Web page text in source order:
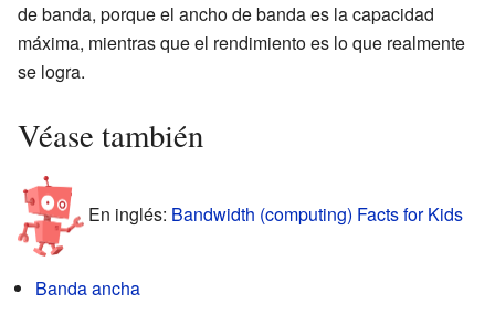
de banda, porque el ancho de banda es la capacidad
máxima, mientras que el rendimiento es lo que realmente
se logra.
Véase también
En inglés: Bandwidth (computing) Facts for Kids
Banda ancha